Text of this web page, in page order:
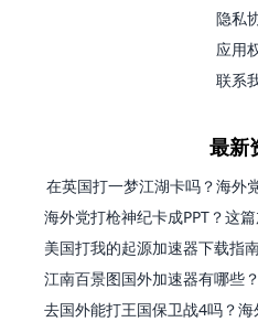
隐私
应用
联系
最新
在英国打一梦江湖卡吗？海外